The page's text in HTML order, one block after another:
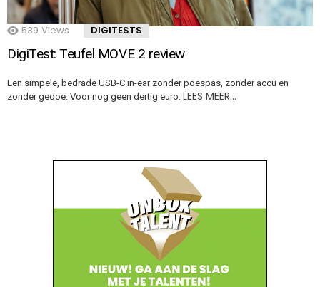
539 Views DIGITESTS
DigiTest: Teufel MOVE 2 review
Een simpele, bedrade USB-C in-ear zonder poespas, zonder accu en
zonder gedoe. Voor nog geen dertig euro. LEES MEER…